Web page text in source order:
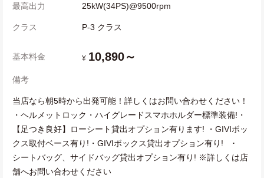
最高出力 25kW(34PS)@9500rpm
クラス P-3 クラス
基本料金 ¥ 10,890～
備考
当店なら朝5時から出発可能！詳しくはお問い合わせください！
・ヘルメットロック・ハイグレードスマホホルダー標準装備!・
【足つき良好】ローシート貸出オプション有ります! ・GIVIボッ
クス取付ベース有り!・GIVIボックス貸出オプション有り! ･
シートバッグ、サイドバッグ貸出オプション有り! ※詳しくは店
舗へお問い合わせください